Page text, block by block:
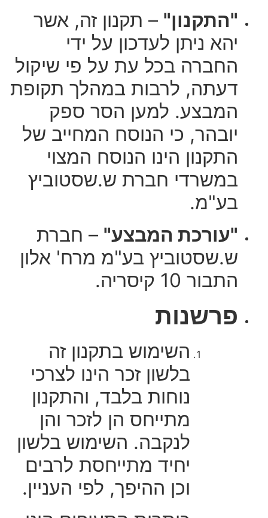
"התקנון" – תקנון זה, אשר
יהא ניתן לעדכון על ידי
החברה בכל עת על פי שיקול
דעתה, לרבות במהלך תקופת
המבצע. למען הסר ספק
יובהר, כי הנוסח המחייב של
התקנון הינו הנוסח המצוי
במשרדי חברת ש.שסטוביץ
בע"מ.
"עורכת המבצע" – חברת
ש.שסטוביץ בע"מ מרח' אלון
התבור 10 קיסריה.
פרשנות
השימוש בתקנון זה
בלשון זכר הינו לצרכי
נוחות בלבד, והתקנון
מתייחס הן לזכר והן
לנקבה. השימוש בלשון
יחיד מתייחסת לרבים
וכן ההיפך, לפי העניין.